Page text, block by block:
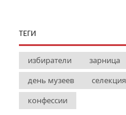
ТЕГИ
избиратели
зарница
день музеев
селекция
конфессии